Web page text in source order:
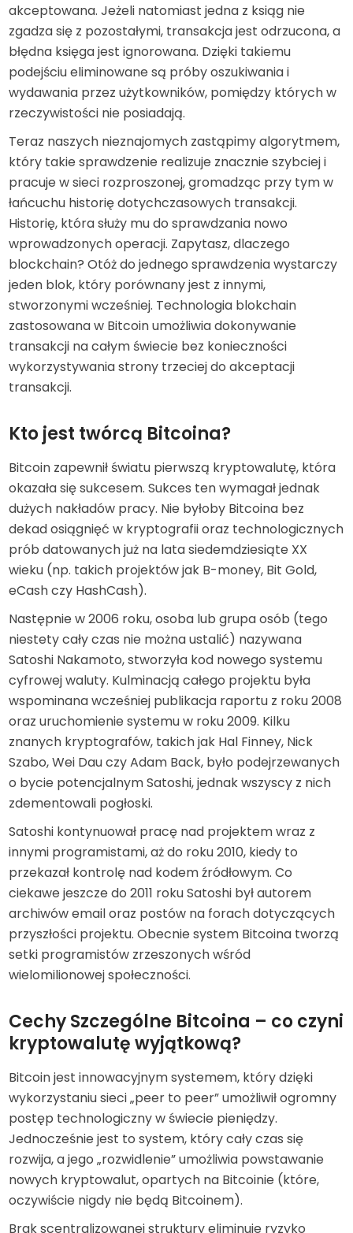
akceptowana. Jeżeli natomiast jedna z ksiąg nie
zgadza się z pozostałymi, transakcja jest odrzucona, a
błędna księga jest ignorowana. Dzięki takiemu
podejściu eliminowane są próby oszukiwania i
wydawania przez użytkowników, pomiędzy których w
rzeczywistości nie posiadają.
Teraz naszych nieznajomych zastąpimy algorytmem,
który takie sprawdzenie realizuje znacznie szybciej i
pracuje w sieci rozproszonej, gromadząc przy tym w
łańcuchu historię dotychczasowych transakcji.
Historię, która służy mu do sprawdzania nowo
wprowadzonych operacji. Zapytasz, dlaczego
blockchain? Otóż do jednego sprawdzenia wystarczy
jeden blok, który porównany jest z innymi,
stworzonymi wcześniej. Technologia blokchain
zastosowana w Bitcoin umożliwia dokonywanie
transakcji na całym świecie bez konieczności
wykorzystywania strony trzeciej do akceptacji
transakcji.
Kto jest twórcą Bitcoina?
Bitcoin zapewnił światu pierwszą kryptowalutę, która
okazała się sukcesem. Sukces ten wymagał jednak
dużych nakładów pracy. Nie byłoby Bitcoina bez
dekad osiągnięć w kryptografii oraz technologicznych
prób datowanych już na lata siedemdziesiąte XX
wieku (np. takich projektów jak B-money, Bit Gold,
eCash czy HashCash).
Następnie w 2006 roku, osoba lub grupa osób (tego
niestety cały czas nie można ustalić) nazywana
Satoshi Nakamoto, stworzyła kod nowego systemu
cyfrowej waluty. Kulminacją całego projektu była
wspominana wcześniej publikacja raportu z roku 2008
oraz uruchomienie systemu w roku 2009. Kilku
znanych kryptografów, takich jak Hal Finney, Nick
Szabo, Wei Dau czy Adam Back, było podejrzewanych
o bycie potencjalnym Satoshi, jednak wszyscy z nich
zdementowali pogłoski.
Satoshi kontynuował pracę nad projektem wraz z
innymi programistami, aż do roku 2010, kiedy to
przekazał kontrolę nad kodem źródłowym. Co
ciekawe jeszcze do 2011 roku Satoshi był autorem
archiwów email oraz postów na forach dotyczących
przyszłości projektu. Obecnie system Bitcoina tworzą
setki programistów zrzeszonych wśród
wielomilionowej społeczności.
Cechy Szczególne Bitcoina – co czyni
kryptowalutę wyjątkową?
Bitcoin jest innowacyjnym systemem, który dzięki
wykorzystaniu sieci „peer to peer” umożliwił ogromny
postęp technologiczny w świecie pieniędzy.
Jednocześnie jest to system, który cały czas się
rozwija, a jego „rozwidlenie” umożliwia powstawanie
nowych kryptowalut, opartych na Bitcoinie (które,
oczywiście nigdy nie będą Bitcoinem).
Brak scentralizowanej struktury eliminuje ryzyko